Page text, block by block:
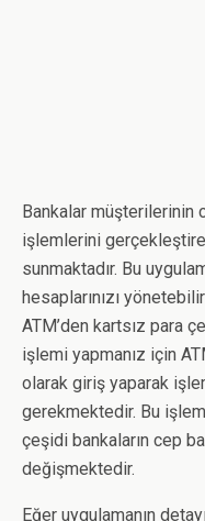
Bankalar müşterilerinin
işlemlerini
sunmaktadır. Bu
hesaplarınızı
ATM’den kartsız para
işlemi yapmanız için
olarak giriş yaparak
gerekmektedir. Bu
çeşidi bankaların cep
değişmektedir.
Eğer uygulamanın